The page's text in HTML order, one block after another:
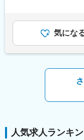
【私たちが大切
Valuesを元に取
（2）関わるすべ
（3）お客様の最
（4）変化を求め
（5）自分をアッ
＼キャリアチェン
・施工図作成
・積算
＼入社後の流れ／
入社後は学校形
まり込みで参加
す。当社の派遣社
とはめったにござ
か月分です。決
円～6,000,000円
も目安の金額であ
月給(月額)は固定
気にな
人気求人ランキ